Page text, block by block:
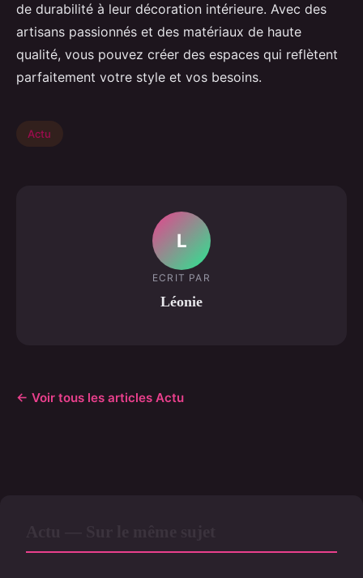
de durabilité à leur décoration intérieure. Avec des
artisans passionnés et des matériaux de haute
qualité, vous pouvez créer des espaces qui reflètent
parfaitement votre style et vos besoins.
Actu
L
ECRIT PAR
Léonie
← Voir tous les articles Actu